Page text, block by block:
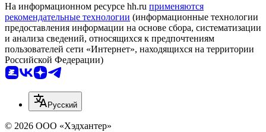
На информационном ресурсе hh.ru применяются
рекомендательные технологии (информационные технологии
предоставления информации на основе сбора, систематизации
и анализа сведений, относящихся к предпочтениям
пользователей сети «Интернет», находящихся на территории
Российской Федерации)
Русский
© 2026 ООО «Хэдхантер»